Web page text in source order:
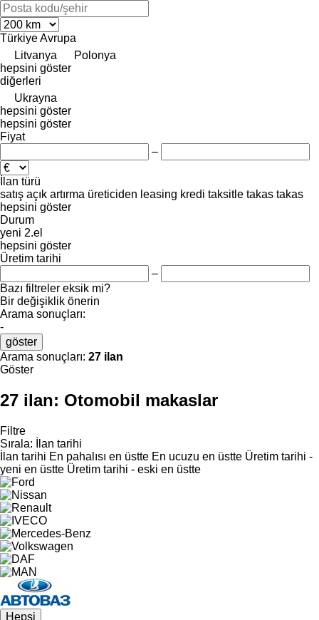
TürkiyeAvrupa
Litvanya
Polonya
hepsini göster
diğerleri
Ukrayna
hepsini göster
hepsini göster
Fiyat
–
İlan türü
satış açık artırma üreticiden leasing kredi taksitle takas takas
hepsini göster
Durum
yeni 2.el
hepsini göster
Üretim tarihi
–
Bazı filtreler eksik mi?
Bir değişiklik önerin
Arama sonuçları:
-
göster
Arama sonuçları: 27 ilan
Göster
27 ilan: Otomobil makaslar
Filtre
Sırala:
İlan tarihi
İlan tarihi En pahalısı en üstte En ucuzu en üstte Üretim tarihi -
yeni en üstte Üretim tarihi - eski en üstte
Hepsi